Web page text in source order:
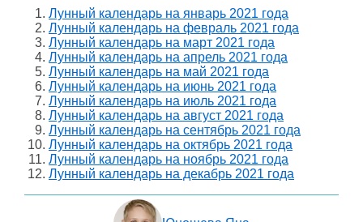
Лунный календарь на январь 2021 года
Лунный календарь на февраль 2021 года
Лунный календарь на март 2021 года
Лунный календарь на апрель 2021 года
Лунный календарь на май 2021 года
Лунный календарь на июнь 2021 года
Лунный календарь на июль 2021 года
Лунный календарь на август 2021 года
Лунный календарь на сентябрь 2021 года
Лунный календарь на октябрь 2021 года
Лунный календарь на ноябрь 2021 года
Лунный календарь на декабрь 2021 года